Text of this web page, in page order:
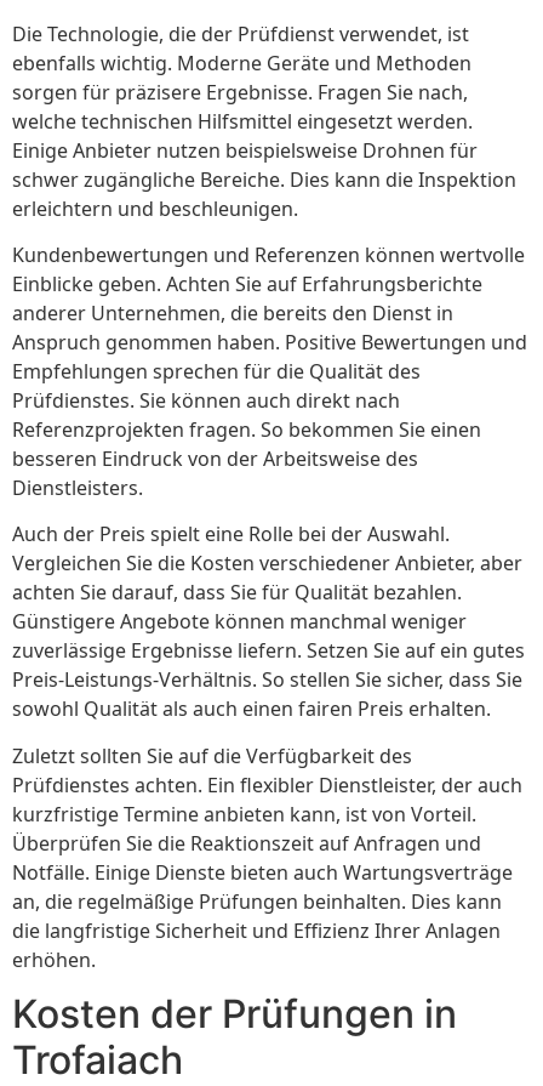
Die Technologie, die der Prüfdienst verwendet, ist
ebenfalls wichtig. Moderne Geräte und Methoden
sorgen für präzisere Ergebnisse. Fragen Sie nach,
welche technischen Hilfsmittel eingesetzt werden.
Einige Anbieter nutzen beispielsweise Drohnen für
schwer zugängliche Bereiche. Dies kann die Inspektion
erleichtern und beschleunigen.
Kundenbewertungen und Referenzen können wertvolle
Einblicke geben. Achten Sie auf Erfahrungsberichte
anderer Unternehmen, die bereits den Dienst in
Anspruch genommen haben. Positive Bewertungen und
Empfehlungen sprechen für die Qualität des
Prüfdienstes. Sie können auch direkt nach
Referenzprojekten fragen. So bekommen Sie einen
besseren Eindruck von der Arbeitsweise des
Dienstleisters.
Auch der Preis spielt eine Rolle bei der Auswahl.
Vergleichen Sie die Kosten verschiedener Anbieter, aber
achten Sie darauf, dass Sie für Qualität bezahlen.
Günstigere Angebote können manchmal weniger
zuverlässige Ergebnisse liefern. Setzen Sie auf ein gutes
Preis-Leistungs-Verhältnis. So stellen Sie sicher, dass Sie
sowohl Qualität als auch einen fairen Preis erhalten.
Zuletzt sollten Sie auf die Verfügbarkeit des
Prüfdienstes achten. Ein flexibler Dienstleister, der auch
kurzfristige Termine anbieten kann, ist von Vorteil.
Überprüfen Sie die Reaktionszeit auf Anfragen und
Notfälle. Einige Dienste bieten auch Wartungsverträge
an, die regelmäßige Prüfungen beinhalten. Dies kann
die langfristige Sicherheit und Effizienz Ihrer Anlagen
erhöhen.
Kosten der Prüfungen in
Trofaiach